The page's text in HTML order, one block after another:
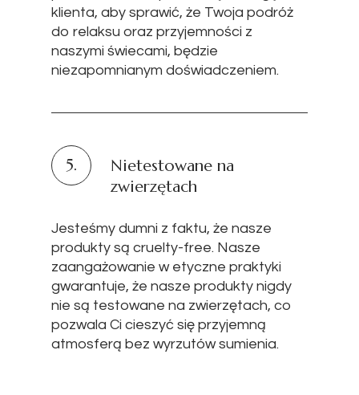
klienta, aby sprawić, że Twoja podróż
do relaksu oraz przyjemności z
naszymi świecami, będzie
niezapomnianym doświadczeniem.
5.
Nietestowane na
zwierzętach
Jesteśmy dumni z faktu, że nasze
produkty są cruelty-free. Nasze
zaangażowanie w etyczne praktyki
gwarantuje, że nasze produkty nigdy
nie są testowane na zwierzętach, co
pozwala Ci cieszyć się przyjemną
atmosferą bez wyrzutów sumienia.